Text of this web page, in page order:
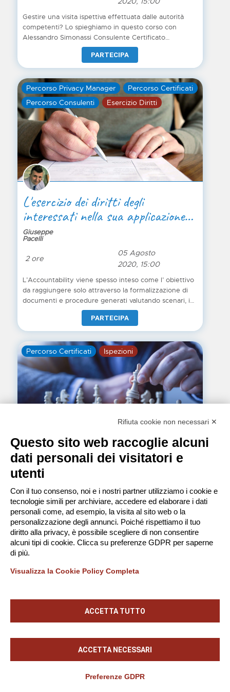
Gestire una visita ispettiva effettuata dalle autorità
competenti? Lo spieghiamo in questo corso con
Alessandro Simonassi Consulente Certificato
PARTECIPA
Percorso Privacy Manager
Percorso Certificati
Percorso Consulenti
Esercizio Diritti
L'esercizio dei diritti degli
interessati nella sua applicazione
pratica
Giuseppe
Pacelli
2 ore
05 Agosto
2020, 15:00
L’Accountability viene spesso inteso come l’ obiettivo
da raggiungere solo attraverso la formalizzazione di
documenti e procedure generati valutando scenari, in
astratto, dal punto di vista del Titolare/Responsabile
del trattamento: ma cosa succede quando è
l’interessato a rimettersi al centro, dell’attività di
trattamento, esercitando i propri diritti ? In questo
evento vedremo, anche attraverso casi pratici, quanti
e quali sono le aree di miglioramento da considerare,
e su cui lavorare nella sostanza, per organizzare e
gestire l’esercizio dei diritti dell’interessato.
PARTECIPA
Percorso Certificati Ispezioni
Ispezioni dell'Autorità
Giuseppe
Giuliano Simonassi
1 ora e 30
minuti
24 Luglio
2020, 15:00
Con I nostri Ospiti, il Dott. Giuseppe Giuliano
funzionario alle attività ispettive del Garante ed
Alessandro Simonassi della società P.I. Group,
ispettive effettuate dal Garante, dei buoni
PARTECIPA
Percorso Privacy Manager
Percorso Certificati
Percorso Consulenti
Marketing
Rifiuta cookie non necessari ✕
Questo sito web raccoglie alcuni
dati personali dei visitatori e
utenti
Con il tuo consenso, noi e i nostri partner utilizziamo i cookie e
tecnologie simili per archiviare, accedere ed elaborare i dati
personali come, ad esempio, la visita al sito web o la
personalizzazione degli annunci. Poiché rispettiamo il tuo
diritto alla privacy, è possibile scegliere di non consentire
alcuni tipi di cookie. Clicca su preferenze GDPR per saperne
di più.
Visualizza la Cookie Policy Completa
ACCETTA TUTTO
ACCETTA NECESSARI
Preferenze GDPR